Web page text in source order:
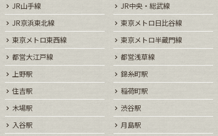
JR山手線
JR中央・総武線
JR京浜東北線
東京メトロ日比谷線
東京メトロ東西線
東京メトロ半蔵門線
都営大江戸線
都営浅草線
上野駅
錦糸町駅
住吉駅
稲荷町駅
木場駅
渋谷駅
入谷駅
月島駅